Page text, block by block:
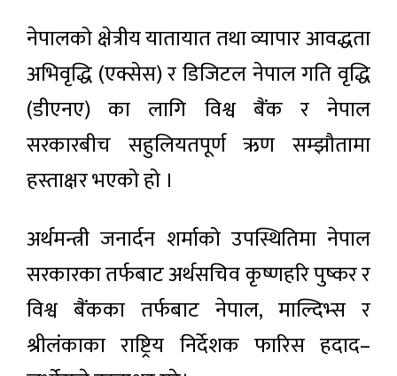
नेपालको क्षेत्रीय यातायात तथा व्यापार आवद्धता
अभिवृद्धि (एक्सेस) र डिजिटल नेपाल गति वृद्धि
(डीएनए) का लागि विश्व बैंक र नेपाल
सरकारबीच सहुलियतपूर्ण ऋण सम्झौतामा
हस्ताक्षर भएको हो ।
अर्थमन्त्री जनार्दन शर्माको उपस्थितिमा नेपाल
सरकारका तर्फबाट अर्थसचिव कृष्णहरि पुष्कर र
विश्व बैंकका तर्फबाट नेपाल, माल्दिभ्स र
श्रीलंकाका राष्ट्रिय निर्देशक फारिस हदाद–